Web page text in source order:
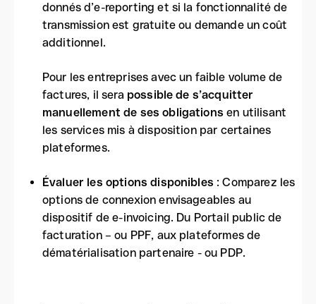
donnés d’e-reporting et si la fonctionnalité de
transmission est gratuite ou demande un coût
additionnel.
Pour les entreprises avec un faible volume de
factures, il sera possible de s’acquitter
manuellement de ses obligations en utilisant
les services mis à disposition par certaines
plateformes.
Évaluer les options disponibles : Comparez les
options de connexion envisageables au
dispositif de e-invoicing. Du Portail public de
facturation – ou PPF, aux plateformes de
dématérialisation partenaire - ou PDP.